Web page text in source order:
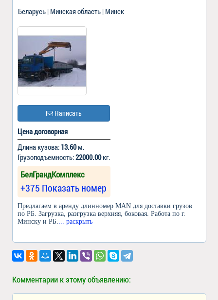
Беларусь | Минская область | Минск
Написать
Цена договорная
Длина кузова: 13.60м.
Грузоподъемность:22000.00кг.
БелГрандКомплекс
+375 Показать номер
Предлагаем в аренду длинномер MAN для доставки грузов
по РБ. Загрузка, разгрузка верхняя, боковая. Работа по г.
Минску и РБ.... раскрыть
Комментарии к этому объявлению: